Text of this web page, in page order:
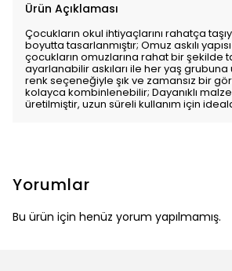
Ürün Açıklaması
Çocukların okul ihtiyaçlarını rahatça
boyutta tasarlanmıştır; Omuz askılı
çocukların omuzlarına rahat bir şekilde
ayarlanabilir askıları ile her yaş
renk seçeneğiyle şık ve zamansız bir
kolayca kombinlenebilir; Dayanıklı
üretilmiştir, uzun süreli kullanım için
Yorumlar
Bu ürün için henüz yorum yapılmamış.